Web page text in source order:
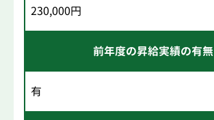
230,000円
前年度の昇給実績の有無
有